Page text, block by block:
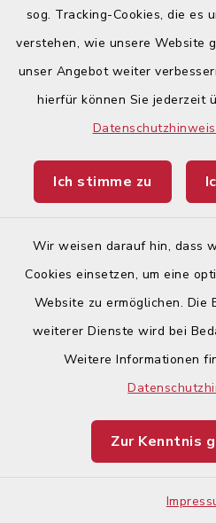
sog. Tracking-Cookies, die es
verstehen, wie unsere Website
unser Angebot weiter
hierfür können Sie jederzeit
Ich stimme zu
Wir weisen darauf hin, dass
Cookies einsetzen, um eine
Website zu ermöglichen. Die
weiterer Dienste wird bei
Weitere Informationen
Zur Kenntnis
Foto: Anke Maresch
Foto: Anke Maresch